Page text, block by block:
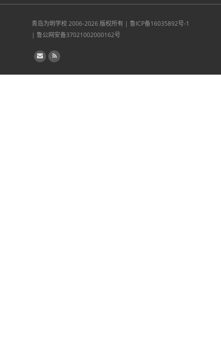
青岛为明学校2006-2026 版权所有 | 鲁ICP备16035892号-1
| 鲁公网安备37021002000162号